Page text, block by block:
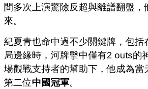
間多次上演驚險反超與離譜翻盤，
來。
紀夏青也命中過不少關鍵牌，包括
局邊緣時，河牌擊中僅有2 outs的
場觀戰支持者的幫助下，他成為當
第二位中國冠軍。